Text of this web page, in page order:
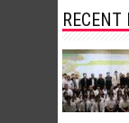
RECENT